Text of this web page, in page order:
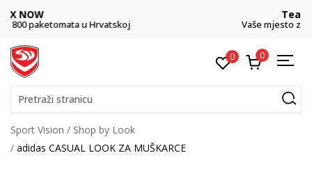
Vaše mjesto za timske sportove.
0 0
Pretraži stranicu
Sport Vision
Shop by Look
adidas CASUAL LOOK ZA MUŠKARCE